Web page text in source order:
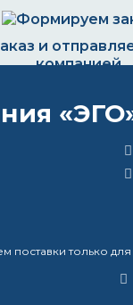
и
компанией
ВОПРОС-
лучше для
лучше
поставки только